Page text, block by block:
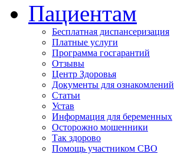
Пациентам
Бесплатная диспансеризация
Платные услуги
Программа госгарантий
Отзывы
Центр Здоровья
Документы для ознакомлений
Статьи
Устав
Информация для беременных
Осторожно мошенники
Так здорово
Помощь участником СВО